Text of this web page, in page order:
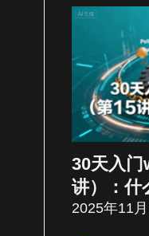
30天入
讲）：什
2025年11